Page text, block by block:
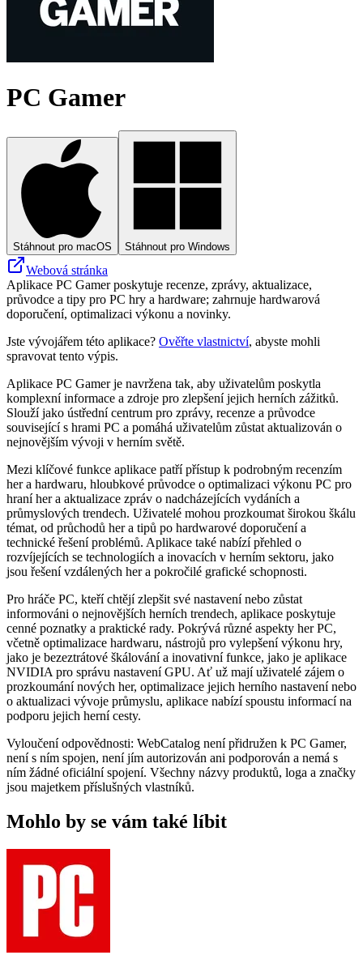
PC Gamer
Stáhnout pro macOS Stáhnout pro Windows
Webová stránka
Aplikace PC Gamer poskytuje recenze, zprávy, aktualizace,
průvodce a tipy pro PC hry a hardware; zahrnuje hardwarová
doporučení, optimalizaci výkonu a novinky.
Jste vývojářem této aplikace? Ověřte vlastnictví, abyste mohli
spravovat tento výpis.
Aplikace PC Gamer je navržena tak, aby uživatelům poskytla
komplexní informace a zdroje pro zlepšení jejich herních zážitků.
Slouží jako ústřední centrum pro zprávy, recenze a průvodce
související s hrami PC a pomáhá uživatelům zůstat aktualizován o
nejnovějším vývoji v herním světě.
Mezi klíčové funkce aplikace patří přístup k podrobným recenzím
her a hardwaru, hloubkové průvodce o optimalizaci výkonu PC pro
hraní her a aktualizace zpráv o nadcházejících vydáních a
průmyslových trendech. Uživatelé mohou prozkoumat širokou škálu
témat, od průchodů her a tipů po hardwarové doporučení a
technické řešení problémů. Aplikace také nabízí přehled o
rozvíjejících se technologiích a inovacích v herním sektoru, jako
jsou řešení vzdálených her a pokročilé grafické schopnosti.
Pro hráče PC, kteří chtějí zlepšit své nastavení nebo zůstat
informováni o nejnovějších herních trendech, aplikace poskytuje
cenné poznatky a praktické rady. Pokrývá různé aspekty her PC,
včetně optimalizace hardwaru, nástrojů pro vylepšení výkonu hry,
jako je bezeztrátové škálování a inovativní funkce, jako je aplikace
NVIDIA pro správu nastavení GPU. Ať už mají uživatelé zájem o
prozkoumání nových her, optimalizace jejich herního nastavení nebo
o aktualizaci vývoje průmyslu, aplikace nabízí spoustu informací na
podporu jejich herní cesty.
Vyloučení odpovědnosti: WebCatalog není přidružen k PC Gamer,
není s ním spojen, není jím autorizován ani podporován a nemá s
ním žádné oficiální spojení. Všechny názvy produktů, loga a značky
jsou majetkem příslušných vlastníků.
Mohlo by se vám také líbit